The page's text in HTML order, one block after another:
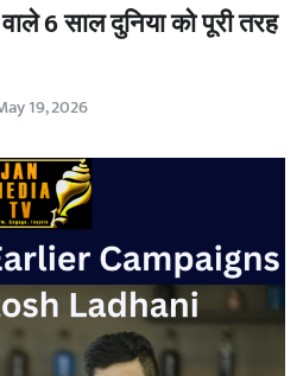
6 साल दुनिया को पूरी तरह
19, 2026